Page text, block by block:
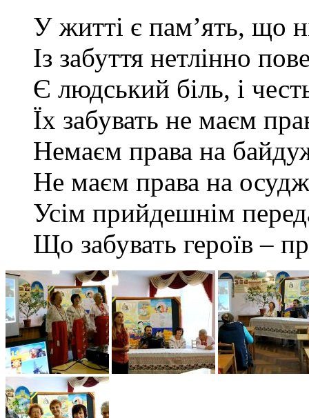
У житті є пам’ять, що
Із забуття нетлінно
Є людський біль, і
Їх забувать не маєм
Немаєм права на
Не маєм права на
Усім прийдешнім
Що забувать героїв –